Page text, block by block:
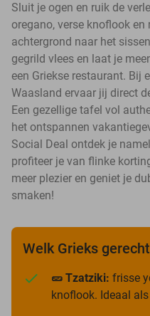
Sluit je ogen en ruik de
oregano, verse knoflook
achtergrond naar het
gegrild vlees en laat je
een Griekse restaurant. Bij
Waasland ervaar jij direct
Een gezellige tafel vol
het ontspannen
Social Deal ontdek je
profiteer je van flinke
meer plezier en geniet je
smaken!
Welk Grieks
🥒 Tzatziki: frisse
knoflook. Ideaal